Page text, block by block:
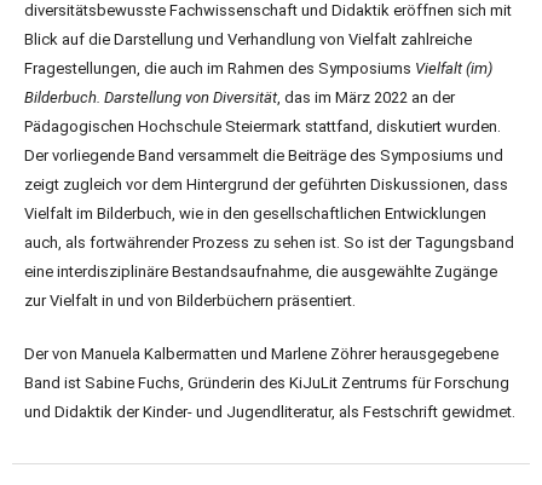
diversitätsbe­wusste Fachwissenschaft und Didaktik eröffnen sich mit
Blick auf die Darstellung und Verhandlung von Vielfalt zahlreiche
Fragestellungen, die auch im Rahmen des Symposiums Vielfalt (im)
Bilderbuch. Darstellung von Diversität, das im März 2022 an der
Pädagogischen Hochschule Steiermark stattfand, diskutiert wurden.
Der vorliegende Band versammelt die Beiträge des Symposiums und
zeigt zugleich vor dem Hintergrund der geführten Diskussionen, dass
Vielfalt im Bilderbuch, wie in den gesellschaftlichen Entwicklungen
auch, als fortwährender Prozess zu sehen ist. So ist der Tagungsband
eine interdisziplinäre Bestandsaufnahme, die ausgewählte Zu­gänge
zur Vielfalt in und von Bilderbüchern präsentiert.
Der von Manuela Kalbermatten und Marlene Zöhrer herausgegebene
Band ist Sabine Fuchs, Gründerin des KiJuLit Zent­rums für Forschung
und Didaktik der Kinder- und Jugendliteratur, als Festschrift gewidmet.